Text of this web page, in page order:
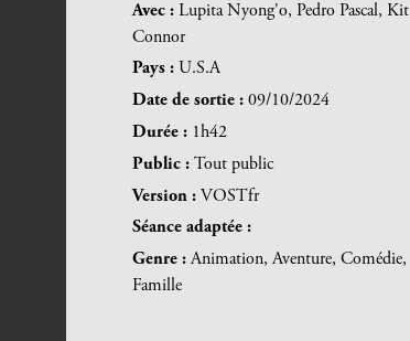
Avec : Lupita Nyong'o, Pedro Pascal, Kit
Connor
Pays : U.S.A
Date de sortie : 09/10/2024
Durée : 1h42
Public : Tout public
Version : VOSTfr
Séance adaptée :
Genre :Animation, Aventure, Comédie,
Famille